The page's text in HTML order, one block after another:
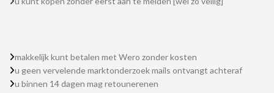
makkelijk kunt betalen met Wero zonder kosten
u geen vervelende marktonderzoek mails ontvangt achteraf
u binnen 14 dagen mag retounerenen